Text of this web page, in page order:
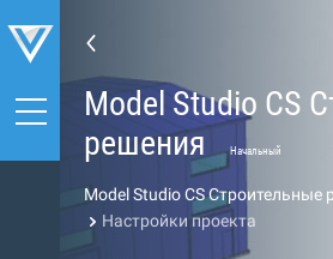
Model Studio CS
решения
Начальный
Model Studio CS Строительные
Настройки проекта